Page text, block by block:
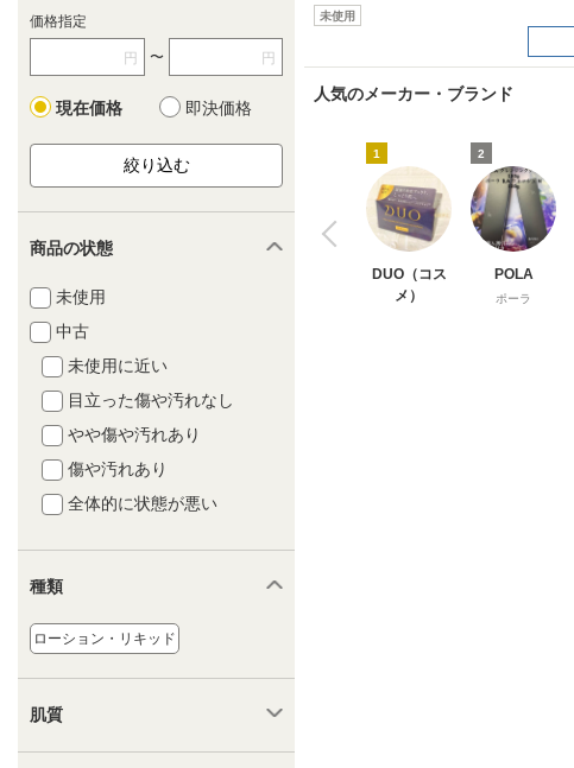
価格指定
円 〜 円
現在価格 即決価格
商品の状態
未使用
中古
未使用に近い
目立った傷や汚れなし
やや傷や汚れあり
傷や汚れあり
全体的に状態が悪い
種類
ローション・リキッド
肌質
未使用
人気のメーカー・ブランド
1
DUO（コス
メ）
2
POLA
ポーラ